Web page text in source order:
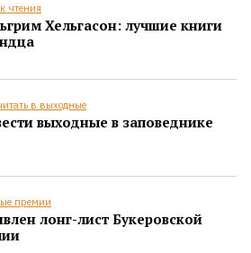
чтения
Хельгасон: лучшие книги
в выходные
выходные в заповеднике
премии
лонг-лист Букеровской